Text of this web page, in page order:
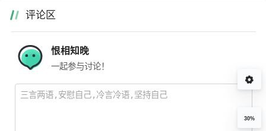
评论区
恨相知晚
一起参与讨论！
30%